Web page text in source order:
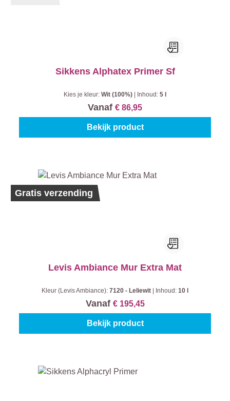
Sikkens Alphatex Primer Sf
Kies je kleur: Wit (100%) Inhoud: 5 l
Vanaf € 86,95
Bekijk product
Ecolabel
Gratis verzending
Levis Ambiance Mur Extra Mat
Kleur (Levis Ambiance): 7120 - Leliewit Inhoud: 10 l
Vanaf € 195,45
Bekijk product